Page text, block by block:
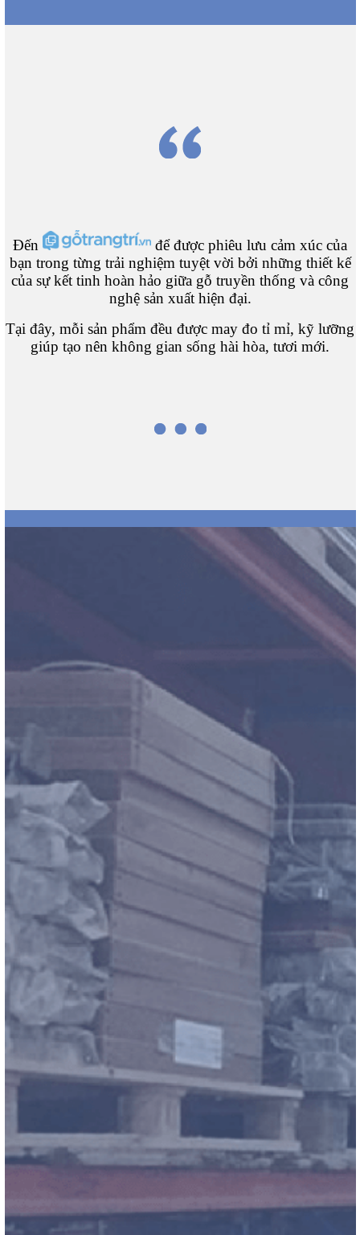
Đến
để được phiêu lưu cảm xúc của
bạn trong từng trải nghiệm tuyệt vời bởi những thiết kế
của sự kết tinh hoàn hảo giữa gỗ truyền thống và công
nghệ sản xuất hiện đại.
Tại đây, mỗi sản phẩm đều được may đo tỉ mỉ, kỹ lưỡng
giúp tạo nên không gian sống hài hòa, tươi mới.